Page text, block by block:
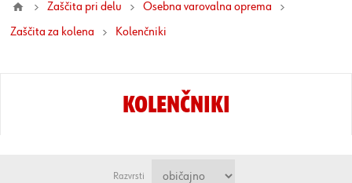
Zaščita pri delu
Osebna varovalna oprema
Zaščita za kolena
kolenčniki
KOLENČNIKI
Razvrsti